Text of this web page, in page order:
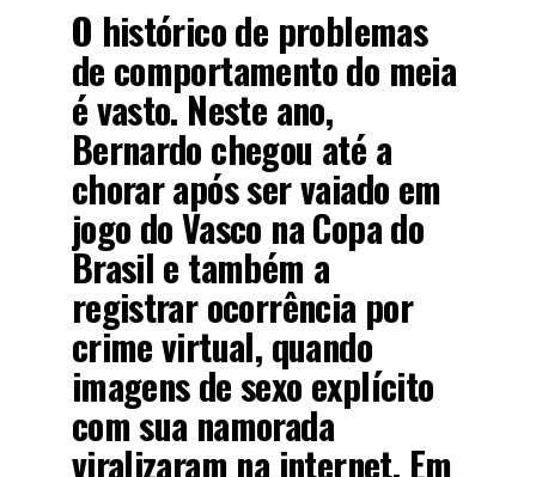
O histórico de problemas
de comportamento do meia
é vasto. Neste ano,
Bernardo chegou até a
chorar após ser vaiado em
jogo do Vasco na Copa do
Brasil e também a
registrar ocorrência por
crime virtual, quando
imagens de sexo explícito
com sua namorada
viralizaram na internet. Em